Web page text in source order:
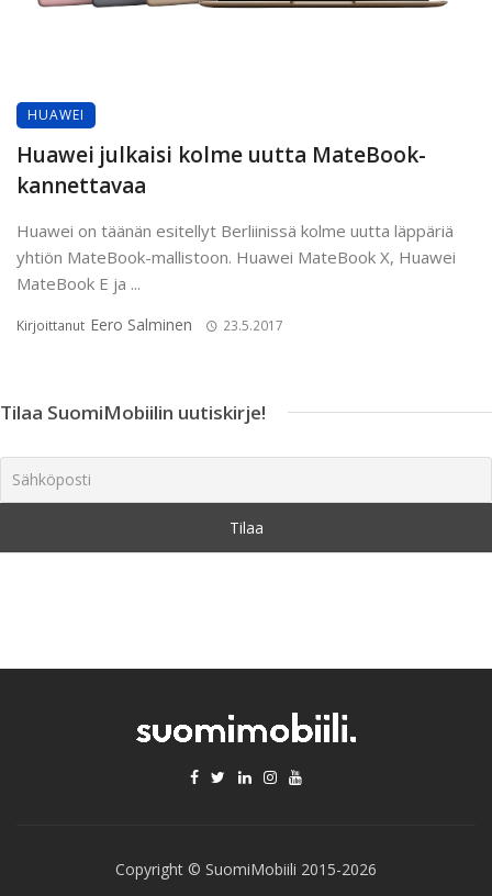
HUAWEI
Huawei julkaisi kolme uutta MateBook-
kannettavaa
Huawei on täänän esitellyt Berliinissä kolme uutta läppäriä
yhtiön MateBook-mallistoon. Huawei MateBook X, Huawei
MateBook E ja ...
Kirjoittanut Eero Salminen 23.5.2017
Tilaa SuomiMobiilin uutiskirje!
Copyright © SuomiMobiili 2015-2026